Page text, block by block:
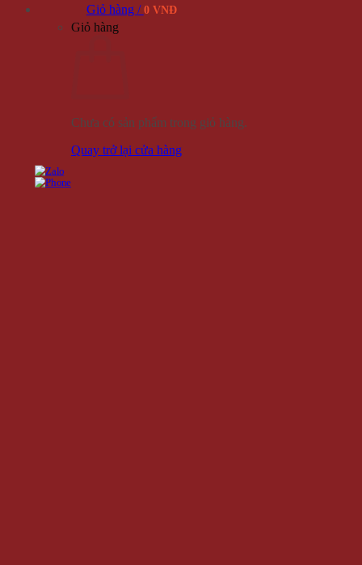
Giỏ hàng / 0 VNĐ
Giỏ hàng
Chưa có sản phẩm trong giỏ hàng.
Quay trở lại cửa hàng